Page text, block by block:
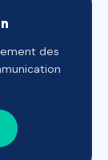
des